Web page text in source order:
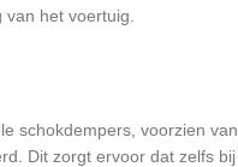
het voertuig.
schokdempers, voorzien van
Dit zorgt ervoor dat zelfs bij